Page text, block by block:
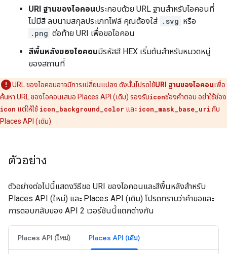
URI ฐานของไอคอนประกอบด้วย URL ฐานสำหรับไอคอนที่
ไม่มีสี ลบนามสกุลประเภทไฟล์ คุณต้องใส่ .svg หรือ
.png ต่อท้าย URI เพื่อขอไอคอน
สีพื้นหลังของไอคอนมีรหัสสี HEX เริ่มต้นสำหรับหมวดหมู่
ของสถานที่
URL ของไอคอนอาจมีการเปลี่ยนแปลง ดังนั้นโปรดใช้URI ฐานของไอคอนเพื่อ
ค้นหา URL ของไอคอนเสมอ Places API (เดิม) รองรับiconช่องคำตอบ อย่าใช้ช่อง
icon แต่ให้ใช้ icon_background_color และ icon_mask_base_uri กับ
Places API (เดิม)
ตัวอย่าง
ตัวอย่างต่อไปนี้แสดงวิธีขอ URI ของไอคอนและสีพื้นหลังสำหรับ
Places API (ใหม่) และ Places API (เดิม) โปรดทราบว่าคําขอและ
การตอบกลับของ API 2 เวอร์ชันนี้แตกต่างกัน
Places API (ใหม่) Places API (เดิม)